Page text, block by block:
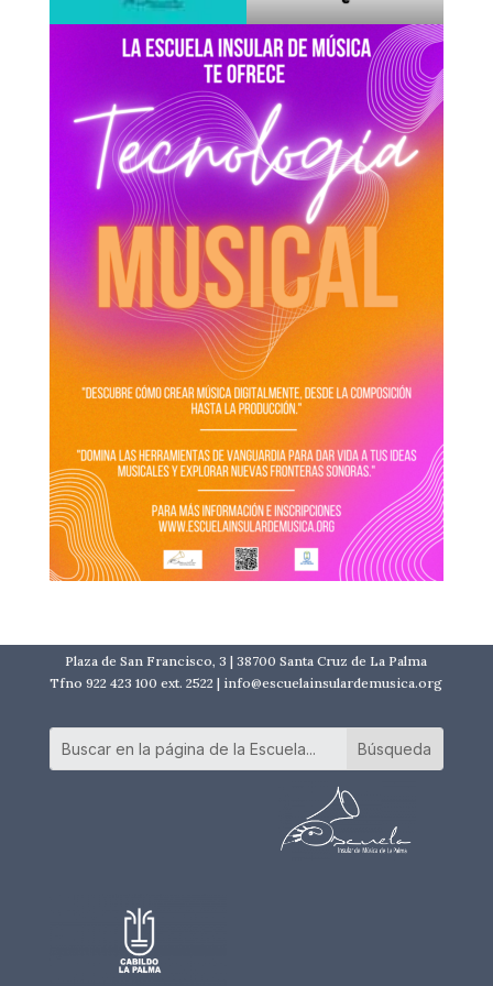
Plaza de San Francisco, 3 | 38700 Santa Cruz de La Palma
Tfno 922 423 100 ext. 2522 | info@escuelainsulardemusica.org